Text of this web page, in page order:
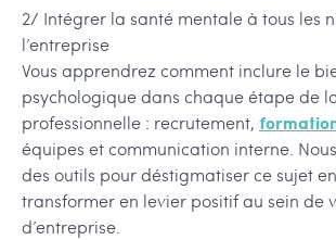
2/ Intégrer la santé mentale à tous les
l’entreprise
Vous apprendrez comment inclure le
psychologique dans chaque étape de
professionnelle : recrutement,
équipes et communication interne.
des outils pour déstigmatiser ce sujet
transformer en levier positif au sein de
d’entreprise.